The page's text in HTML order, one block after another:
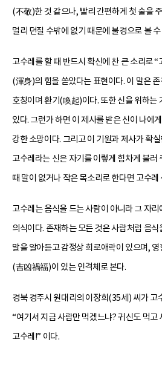
(不敬)한 것 같으나, 빨리 간편하게 첫 술을
멀리 던질 수밖에 없기 때문에 불경으로 볼
고수레를 할 때 반드시 확신에 찬 큰 소리로
(渾身)의 힘을 쏟았다는 표현이다. 이 말은
호칭이며 환기(喚起)이다. 또한 신을 위하는
있다. 그런가 하면 이 제사를 받은 신이 나에
강한 소망이다. 그리고 이 기원과 제사가 확
고수레라는 신은 자기를 이렇게 힘차게 불러
때 말이 없거나 작은 목소리로 한다면 고수
고수레는 음식을 드는 사람이 아니라 그 자
의식이다. 존재하는 모든 것은 사람처럼 음식
말을 알아듣고 감정상 희로애락이 있으며,
(吉凶禍福)이 있는 인격체로 본다.
경북 경주시 원대리의 이장희(35세) 씨가 고
“여기서 지금 사람만 먹겠느냐? 귀신도 먹고
고수레!” 이다.